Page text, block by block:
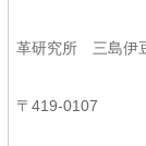
革研究所 三島伊
〒419-0107